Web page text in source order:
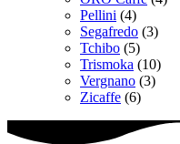
Pellini (4)
Segafredo (3)
Tchibo (5)
Trismoka (10)
Vergnano (3)
Zicaffe (6)